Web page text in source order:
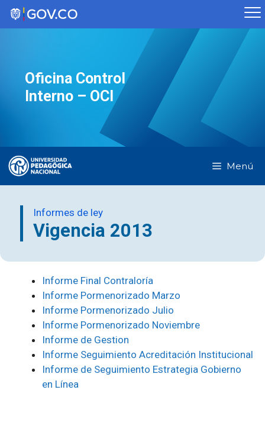
Saltar
Oficina Control
Interno – OCI
Menú
Informes de ley
Vigencia 2013
Informe Final Contraloría
Informe Pormenorizado Marzo
Informe Pormenorizado Julio
Informe Pormenorizado Noviembre
Informe de Gestion
Informe Seguimiento Acreditación Institucional
Informe de Seguimiento Estrategia Gobierno
en Línea